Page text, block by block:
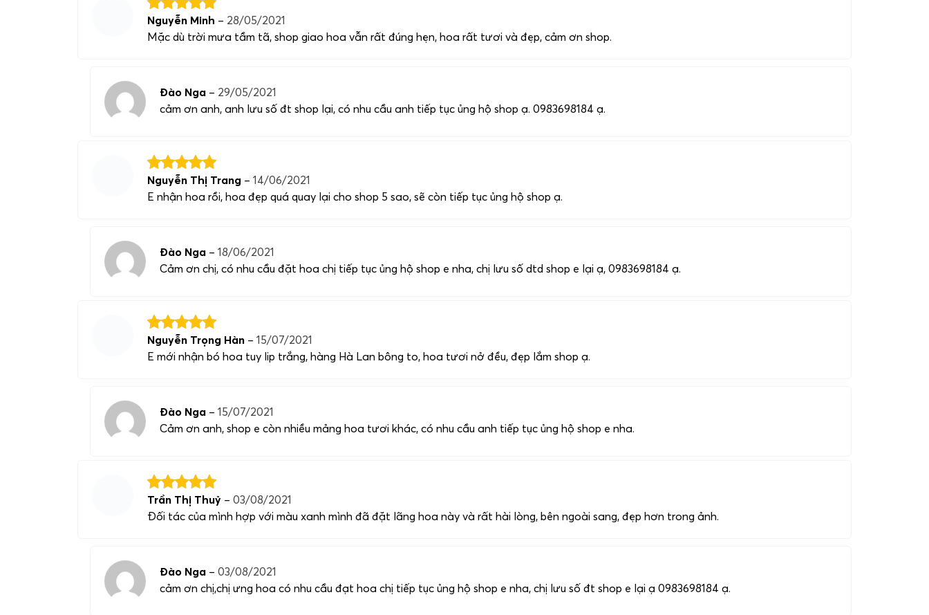
Nguyễn Minh – 28/05/2021
Mặc dù trời mưa tầm tã, shop giao hoa vẫn rất đúng hẹn, hoa rất tươi và đẹp, cảm ơn shop.
Đào Nga – 29/05/2021
cảm ơn anh, anh lưu số đt shop lại, có nhu cầu anh tiếp tục ủng hộ shop ạ. 0983698184 ạ.
Nguyễn Thị Trang – 14/06/2021
E nhận hoa rồi, hoa đẹp quá quay lại cho shop 5 sao, sẽ còn tiếp tục ủng hộ shop ạ.
Đào Nga – 18/06/2021
Cảm ơn chị, có nhu cầu đặt hoa chị tiếp tục ủng hộ shop e nha, chị lưu số dtd shop e lại ạ, 0983698184 ạ.
Nguyễn Trọng Hàn – 15/07/2021
E mới nhận bó hoa tuy lip trắng, hàng Hà Lan bông to, hoa tươi nở đều, đẹp lắm shop ạ.
Đào Nga – 15/07/2021
Cảm ơn anh, shop e còn nhiều mảng hoa tươi khác, có nhu cầu anh tiếp tục ủng hộ shop e nha.
Trần Thị Thuỷ – 03/08/2021
Đối tác của mình hợp với màu xanh mình đã đặt lãng hoa này và rất hài lòng, bên ngoài sang, đẹp hơn trong ảnh.
Đào Nga – 03/08/2021
cảm ơn chị,chị ưng hoa có nhu cầu đạt hoa chị tiếp tục ủng hộ shop e nha, chị lưu số đt shop e lại ạ 0983698184 ạ.